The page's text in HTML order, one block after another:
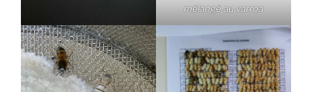
mélangé au varroa